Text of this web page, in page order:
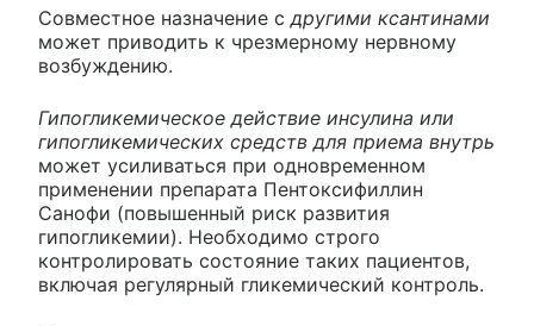
Совместное назначение сдругими ксантинами
может приводить к чрезмерному нервному
возбуждению.
Гипогликемическое действие инсулина или
гипогликемических средств для приема внутрь
может усиливаться при одновременном
применении препарата Пентоксифиллин
Санофи (повышенный риск развития
гипогликемии). Необходимо строго
контролировать состояние таких пациентов,
включая регулярный гликемический контроль.